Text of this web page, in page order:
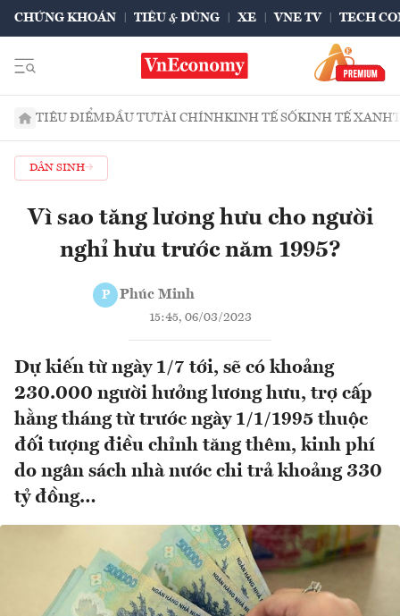
CHỨNG KHOÁN TIÊU & DÙNG XE VNE TV TECH
TIÊU ĐIỂMĐẦU TƯTÀI CHÍNHKINH TẾ SỐKINH TẾ XANH
DÂN SINH
Vì sao tăng lương hưu cho người
nghỉ hưu trước năm 1995?
P Phúc Minh
15:45, 06/03/2023
Dự kiến từ ngày 1/7 tới, sẽ có khoảng
230.000 người hưởng lương hưu, trợ cấp
hằng tháng từ trước ngày 1/1/1995 thuộc
đối tượng điều chỉnh tăng thêm, kinh phí
do ngân sách nhà nước chi trả khoảng 330
tỷ đồng…